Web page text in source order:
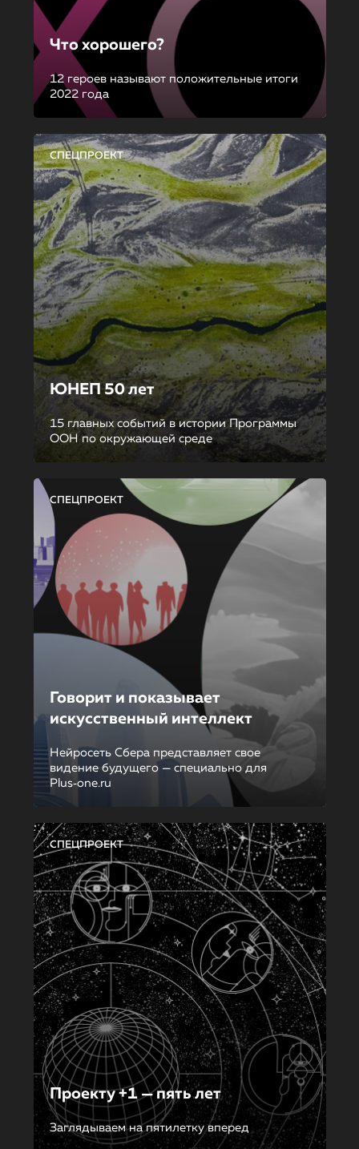
Что хорошего?
12 героев называют положительные итоги
2022 года
СПЕЦПРОЕКТ
ЮНЕП 50 лет
15 главных событий в истории Программы
ООН по окружающей среде
СПЕЦПРОЕКТ
Говорит и показывает
искусственный интеллект
Нейросеть Сбера представляет свое
видение будущего — специально для
Plus‑one.ru
СПЕЦПРОЕКТ
Проекту +1 — пять лет
Заглядываем на пятилетку вперед